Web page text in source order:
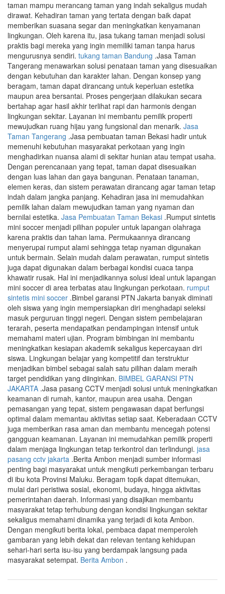
taman mampu merancang taman yang indah sekaligus mudah
dirawat. Kehadiran taman yang tertata dengan baik dapat
memberikan suasana segar dan meningkatkan kenyamanan
lingkungan. Oleh karena itu, jasa tukang taman menjadi solusi
praktis bagi mereka yang ingin memiliki taman tanpa harus
mengurusnya sendiri. tukang taman Bandung .Jasa Taman
Tangerang menawarkan solusi penataan taman yang disesuaikan
dengan kebutuhan dan karakter lahan. Dengan konsep yang
beragam, taman dapat dirancang untuk keperluan estetika
maupun area bersantai. Proses pengerjaan dilakukan secara
bertahap agar hasil akhir terlihat rapi dan harmonis dengan
lingkungan sekitar. Layanan ini membantu pemilik properti
mewujudkan ruang hijau yang fungsional dan menarik. Jasa
Taman Tangerang .Jasa pembuatan taman Bekasi hadir untuk
memenuhi kebutuhan masyarakat perkotaan yang ingin
menghadirkan nuansa alami di sekitar hunian atau tempat usaha.
Dengan perencanaan yang tepat, taman dapat disesuaikan
dengan luas lahan dan gaya bangunan. Penataan tanaman,
elemen keras, dan sistem perawatan dirancang agar taman tetap
indah dalam jangka panjang. Kehadiran jasa ini memudahkan
pemilik lahan dalam mewujudkan taman yang nyaman dan
bernilai estetika. Jasa Pembuatan Taman Bekasi .Rumput sintetis
mini soccer menjadi pilihan populer untuk lapangan olahraga
karena praktis dan tahan lama. Permukaannya dirancang
menyerupai rumput alami sehingga tetap nyaman digunakan
untuk bermain. Selain mudah dalam perawatan, rumput sintetis
juga dapat digunakan dalam berbagai kondisi cuaca tanpa
khawatir rusak. Hal ini menjadikannya solusi ideal untuk lapangan
mini soccer di area terbatas atau lingkungan perkotaan. rumput
sintetis mini soccer .Bimbel garansi PTN Jakarta banyak diminati
oleh siswa yang ingin mempersiapkan diri menghadapi seleksi
masuk perguruan tinggi negeri. Dengan sistem pembelajaran
terarah, peserta mendapatkan pendampingan intensif untuk
memahami materi ujian. Program bimbingan ini membantu
meningkatkan kesiapan akademik sekaligus kepercayaan diri
siswa. Lingkungan belajar yang kompetitif dan terstruktur
menjadikan bimbel sebagai salah satu pilihan dalam meraih
target pendidikan yang diinginkan. BIMBEL GARANSI PTN
JAKARTA .Jasa pasang CCTV menjadi solusi untuk meningkatkan
keamanan di rumah, kantor, maupun area usaha. Dengan
pemasangan yang tepat, sistem pengawasan dapat berfungsi
optimal dalam memantau aktivitas setiap saat. Keberadaan CCTV
juga memberikan rasa aman dan membantu mencegah potensi
gangguan keamanan. Layanan ini memudahkan pemilik properti
dalam menjaga lingkungan tetap terkontrol dan terlindungi. jasa
pasang cctv jakarta .Berita Ambon menjadi sumber informasi
penting bagi masyarakat untuk mengikuti perkembangan terbaru
di ibu kota Provinsi Maluku. Beragam topik dapat ditemukan,
mulai dari peristiwa sosial, ekonomi, budaya, hingga aktivitas
pemerintahan daerah. Informasi yang disajikan membantu
masyarakat tetap terhubung dengan kondisi lingkungan sekitar
sekaligus memahami dinamika yang terjadi di kota Ambon.
Dengan mengikuti berita lokal, pembaca dapat memperoleh
gambaran yang lebih dekat dan relevan tentang kehidupan
sehari-hari serta isu-isu yang berdampak langsung pada
masyarakat setempat. Berita Ambon .